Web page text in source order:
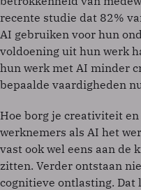
recente studie dat 82%
AI gebruiken voor hun
voldoening uit hun werk
hun werk met AI minder
bepaalde vaardigheden
Hoe borg je creativiteit
werknemers als AI het
vast ook wel eens aan de
zitten. Verder ontstaan
cognitieve ontlasting.